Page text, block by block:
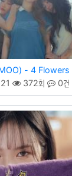
- 4 Flowers
372회 0건